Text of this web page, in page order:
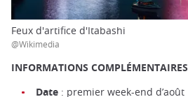
Feux d'artifice d'Itabashi
@Wikimedia
INFORMATIONS COMPLÉMENTAIRES
Date : premier week-end d’août